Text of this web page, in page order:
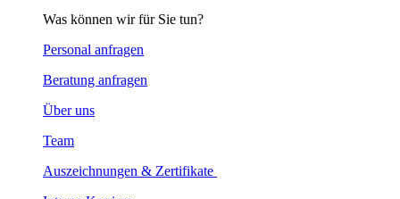
Was können wir für Sie tun?
Personal anfragen
Beratung anfragen
Über uns
Team
Auszeichnungen & Zertifikate